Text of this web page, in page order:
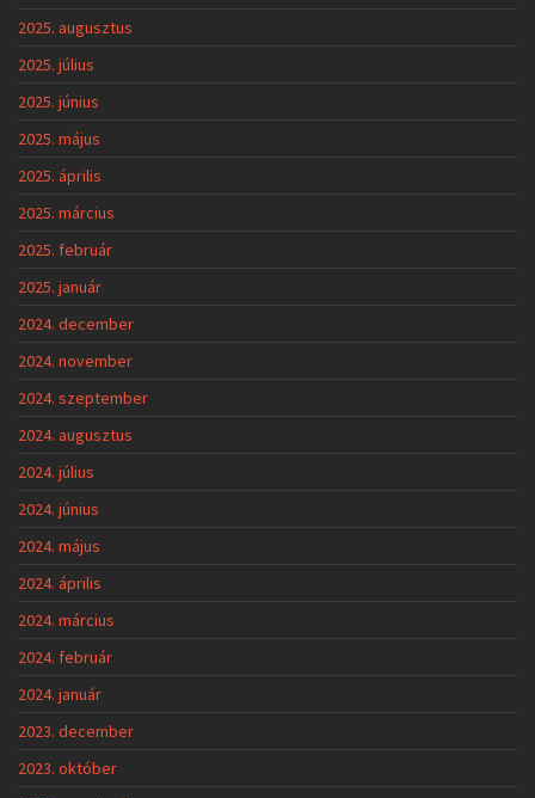
2025. augusztus
2025. július
2025. június
2025. május
2025. április
2025. március
2025. február
2025. január
2024. december
2024. november
2024. szeptember
2024. augusztus
2024. július
2024. június
2024. május
2024. április
2024. március
2024. február
2024. január
2023. december
2023. október